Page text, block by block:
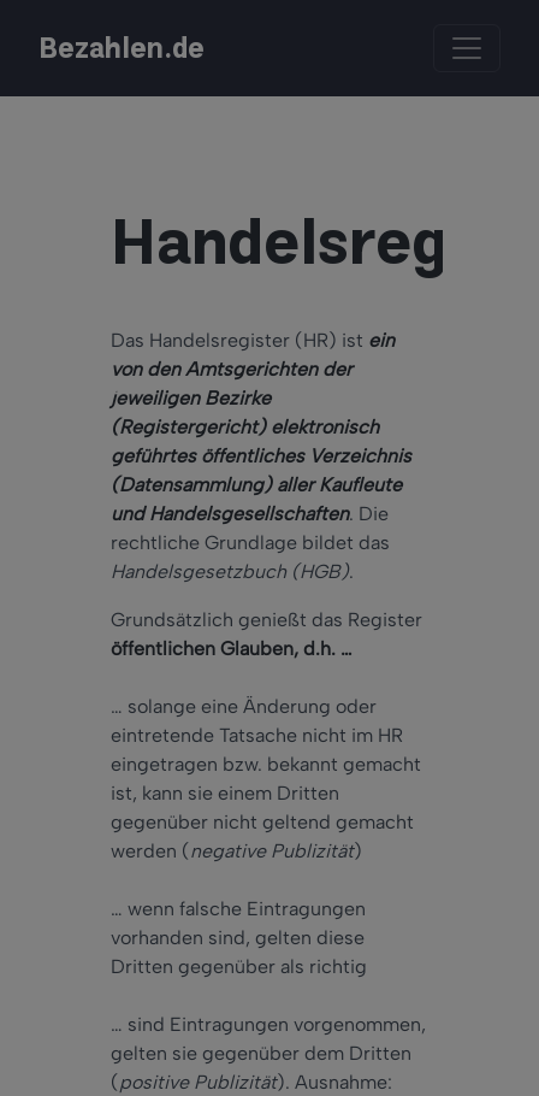
Bezahlen.de
Das Handelsregister (HR) ist ein
von den Amtsgerichten der
jeweiligen Bezirke
(Registergericht) elektronisch
geführtes öffentliches Verzeichnis
(Datensammlung) aller Kaufleute
und Handelsgesellschaften. Die
rechtliche Grundlage bildet das
Handelsgesetzbuch (HGB).
Grundsätzlich genießt das Register
öffentlichen Glauben, d.h. …
… solange eine Änderung oder
eintretende Tatsache nicht im HR
eingetragen bzw. bekannt gemacht
ist, kann sie einem Dritten
gegenüber nicht geltend gemacht
werden (negative Publizität)
… wenn falsche Eintragungen
vorhanden sind, gelten diese
Dritten gegenüber als richtig
… sind Eintragungen vorgenommen,
gelten sie gegenüber dem Dritten
(positive Publizität). Ausnahme: